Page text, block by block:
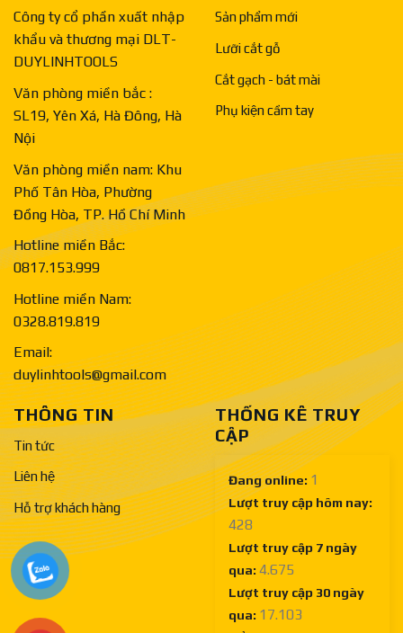
Công ty cổ phần xuất nhập
khẩu và thương mại DLT-
DUYLINHTOOLS
Văn phòng miền bắc :
SL19, Yên Xá, Hà Đông, Hà
Nội
Văn phòng miền nam: Khu
Phố Tân Hòa, Phường
Đồng Hòa, TP. Hồ Chí Minh
Hotline miền Bắc:
0817.153.999
Hotline miền Nam:
0328.819.819
Email:
duylinhtools@gmail.com
Sản phẩm mới
Lưỡi cắt gỗ
Cắt gạch - bát mài
Phụ kiện cầm tay
THÔNG TIN
Tin tức
Liên hệ
Hỗ trợ khách hàng
THỐNG KÊ TRUY
CẬP
Đang online: 1
Lượt truy cập hôm nay:
428
Lượt truy cập 7 ngày
qua: 4.675
Lượt truy cập 30 ngày
qua: 17.103